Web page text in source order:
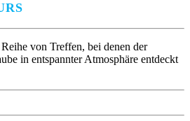
von Treffen, bei denen der
in entspannter Atmosphäre entdeckt